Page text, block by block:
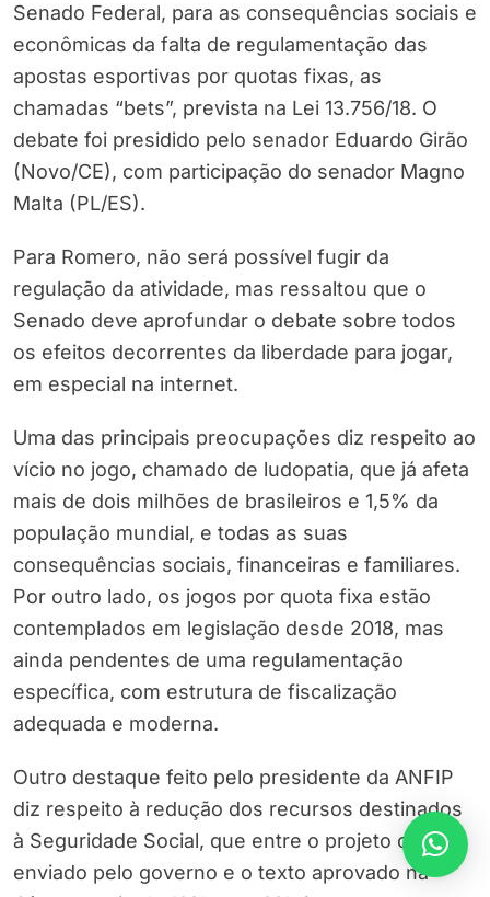
Senado Federal, para as consequências sociais e
econômicas da falta de regulamentação das
apostas esportivas por quotas fixas, as
chamadas “bets”, prevista na Lei 13.756/18. O
debate foi presidido pelo senador Eduardo Girão
(Novo/CE), com participação do senador Magno
Malta (PL/ES).
Para Romero, não será possível fugir da
regulação da atividade, mas ressaltou que o
Senado deve aprofundar o debate sobre todos
os efeitos decorrentes da liberdade para jogar,
em especial na internet.
Uma das principais preocupações diz respeito ao
vício no jogo, chamado de ludopatia, que já afeta
mais de dois milhões de brasileiros e 1,5% da
população mundial, e todas as suas
consequências sociais, financeiras e familiares.
Por outro lado, os jogos por quota fixa estão
contemplados em legislação desde 2018, mas
ainda pendentes de uma regulamentação
específica, com estrutura de fiscalização
adequada e moderna.
Outro destaque feito pelo presidente da ANFIP
diz respeito à redução dos recursos destinados
à Seguridade Social, que entre o projeto original
enviado pelo governo e o texto aprovado na